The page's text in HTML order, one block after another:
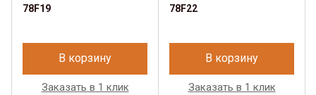
78F19
В корзину
Заказать в 1 клик
78F22
В корзину
Заказать в 1 клик